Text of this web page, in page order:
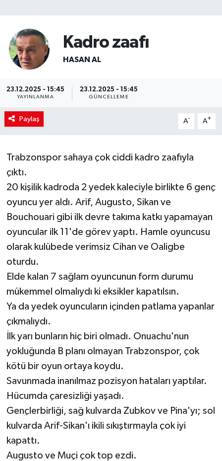
Kadro zaafı
HASAN AL
23.12.2025 - 15:45
YAYINLANMA
23.12.2025 - 15:45
GÜNCELLEME
Paylaş A- A+
Trabzonspor sahaya çok ciddi kadro zaafıyla
çıktı.
20 kişilik kadroda 2 yedek kaleciyle birlikte 6 genç
oyuncu yer aldı. Arif, Augusto, Sikan ve
Bouchouari gibi ilk devre takıma katkı yapamayan
oyuncular ilk 11'de görev yaptı. Hamle oyuncusu
olarak kulübede verimsiz Cihan ve Oaligbe
oturdu.
Elde kalan 7 sağlam oyuncunun form durumu
mükemmel olmalıydı ki eksikler kapatılsın.
Ya da yedek oyuncuların içinden patlama yapanlar
çıkmalıydı.
İlk yarı bunların hiç biri olmadı. Onuachu'nun
yokluğunda B planı olmayan Trabzonspor, çok
kötü bir oyun ortaya koydu.
Savunmada inanılmaz pozisyon hataları yaptılar.
Hücumda çaresizliği yaşadı.
Gençlerbirliği, sağ kulvarda Zubkov ve Pina'yı; sol
kulvarda Arif-Sikan'ı ikili sıkıştırmayla çok iyi
kapattı.
Augusto ve Muçi çok top ezdi.
Teknoloji
TRABZON
TRABZONSPOR
Yaşam